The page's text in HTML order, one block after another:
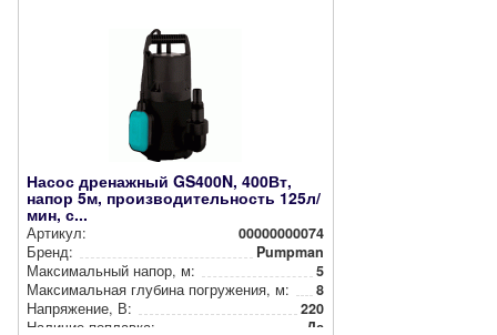
Насос дренажный GS400N, 400Вт,
напор 5м, производительность 125л/
мин, с...
Артикул:
00000000074
Бренд:
Pumpman
Мак­си­маль­ный напор, м:
5
Мак­си­маль­ная глубина пог­ру­же­ния, м:
8
Нап­ря­же­ние, В:
220
Наличие поплавка:
Да